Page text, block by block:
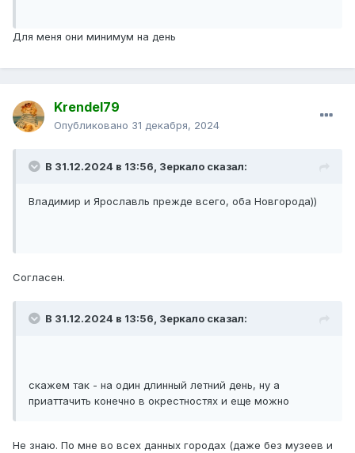
Для меня они минимум на день
Krendel79
Опубликовано 31 декабря, 2024
В 31.12.2024 в 13:56, Зеркало сказал:
Владимир и Ярославль прежде всего, оба Новгорода))
Согласен.
В 31.12.2024 в 13:56, Зеркало сказал:
скажем так - на один длинный летний день, ну а
приаттачить конечно в окрестностях и еще можно
Не знаю. По мне во всех данных городах (даже без музеев и